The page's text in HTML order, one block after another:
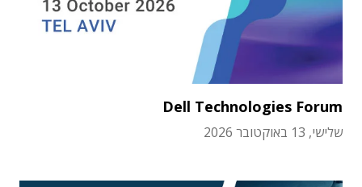
Dell Technologies Forum
שלישי, 13 באוקטובר 2026